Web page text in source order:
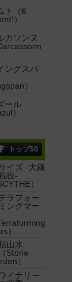
トップ50